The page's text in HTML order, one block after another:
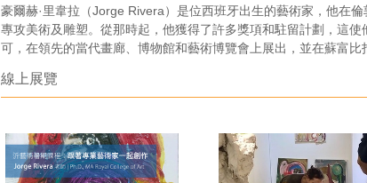
豪爾赫·里韋拉（Jorge Rivera）是位西班牙出生的藝術家，他在
專攻美術及雕塑。從那時起，他獲得了許多獎項和駐留計劃，這
可，在領先的當代畫廊、博物館和藝術博覽會上展出，並在蘇富比
線上展覽